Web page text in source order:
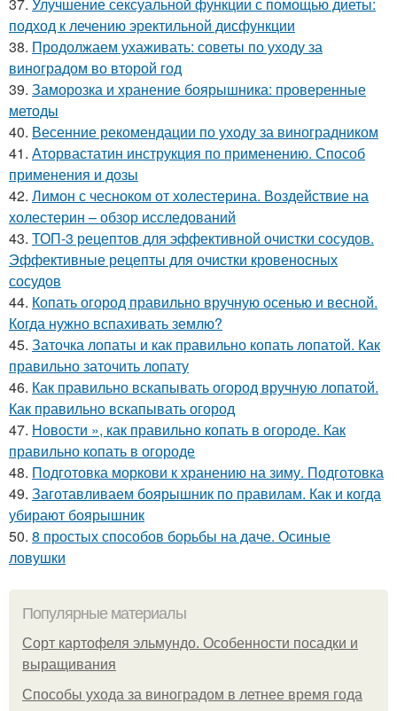
37. Улучшение сексуальной функции с помощью диеты:
подход к лечению эректильной дисфункции
38. Продолжаем ухаживать: советы по уходу за
виноградом во второй год
39. Заморозка и хранение боярышника: проверенные
методы
40. Весенние рекомендации по уходу за виноградником
41. Аторвастатин инструкция по применению. Способ
применения и дозы
42. Лимон с чесноком от холестерина. Воздействие на
холестерин – обзор исследований
43. ТОП-3 рецептов для эффективной очистки сосудов.
Эффективные рецепты для очистки кровеносных
сосудов
44. Копать огород правильно вручную осенью и весной.
Когда нужно вспахивать землю?
45. Заточка лопаты и как правильно копать лопатой. Как
правильно заточить лопату
46. Как правильно вскапывать огород вручную лопатой.
Как правильно вскапывать огород
47. Новости », как правильно копать в огороде. Как
правильно копать в огороде
48. Подготовка моркови к хранению на зиму. Подготовка
49. Заготавливаем боярышник по правилам. Как и когда
убирают боярышник
50. 8 простых способов борьбы на даче. Осиные
ловушки
Популярные материалы
Сорт картофеля эльмундо. Особенности посадки и
выращивания
Способы ухода за виноградом в летнее время года